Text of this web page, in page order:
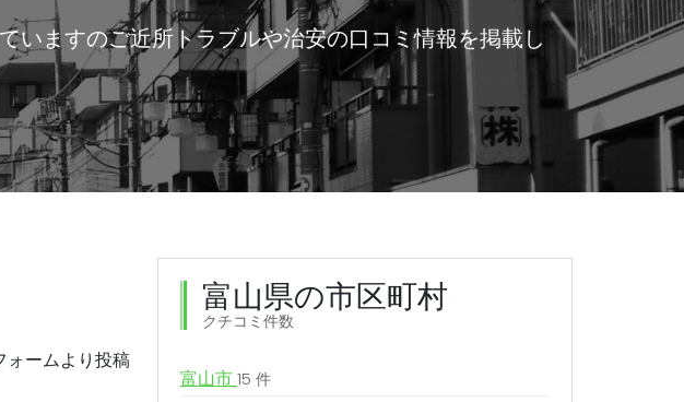
いますのご近所トラブルや治安の口コミ情報を掲載し
ォームより投稿
富山県の市区町村
クチコミ件数
富山市 15 件